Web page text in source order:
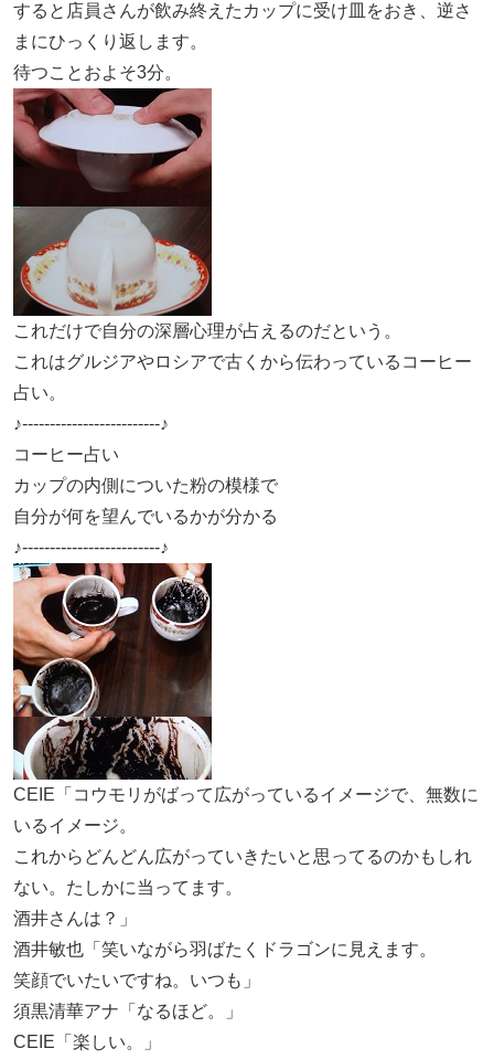
すると店員さんが飲み終えたカップに受け皿をおき、逆さ
まにひっくり返します。
待つことおよそ3分。
これだけで自分の深層心理が占えるのだという。
これはグルジアやロシアで古くから伝わっているコーヒー
占い。
♪-------------------------♪
コーヒー占い
カップの内側についた粉の模様で
自分が何を望んでいるかが分かる
♪-------------------------♪
CEIE「コウモリがばって広がっているイメージで、無数に
いるイメージ。
これからどんどん広がっていきたいと思ってるのかもしれ
ない。たしかに当ってます。
酒井さんは？」
酒井敏也「笑いながら羽ばたくドラゴンに見えます。
笑顔でいたいですね。いつも」
須黒清華アナ「なるほど。」
CEIE「楽しい。」